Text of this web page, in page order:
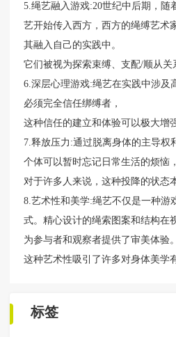
5.绳艺融入游戏:20世纪中后期，随
艺开始传入西方，西方的绳缚艺术
其融入自己的实践中。
它们被视为探索束缚、支配/顺从
6.深层心理游戏:绳艺在实践中涉及
必须完全信任绑缚者，
这种信任的建立和体验可以极大增
7.释放压力:通过脱离身体的主导权
个体可以暂时忘记日常生活的烦恼
对于许多人来说，这种投降的状态
8.艺术性和美学:绳艺不仅是一种游
式。精心设计的绳索图案和结构在
为参与者和观察者提供了审美体验。
这种艺术性吸引了许多对身体美学
标签